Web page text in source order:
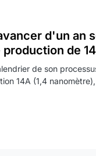
d'un an
de
de son
14A (1,4